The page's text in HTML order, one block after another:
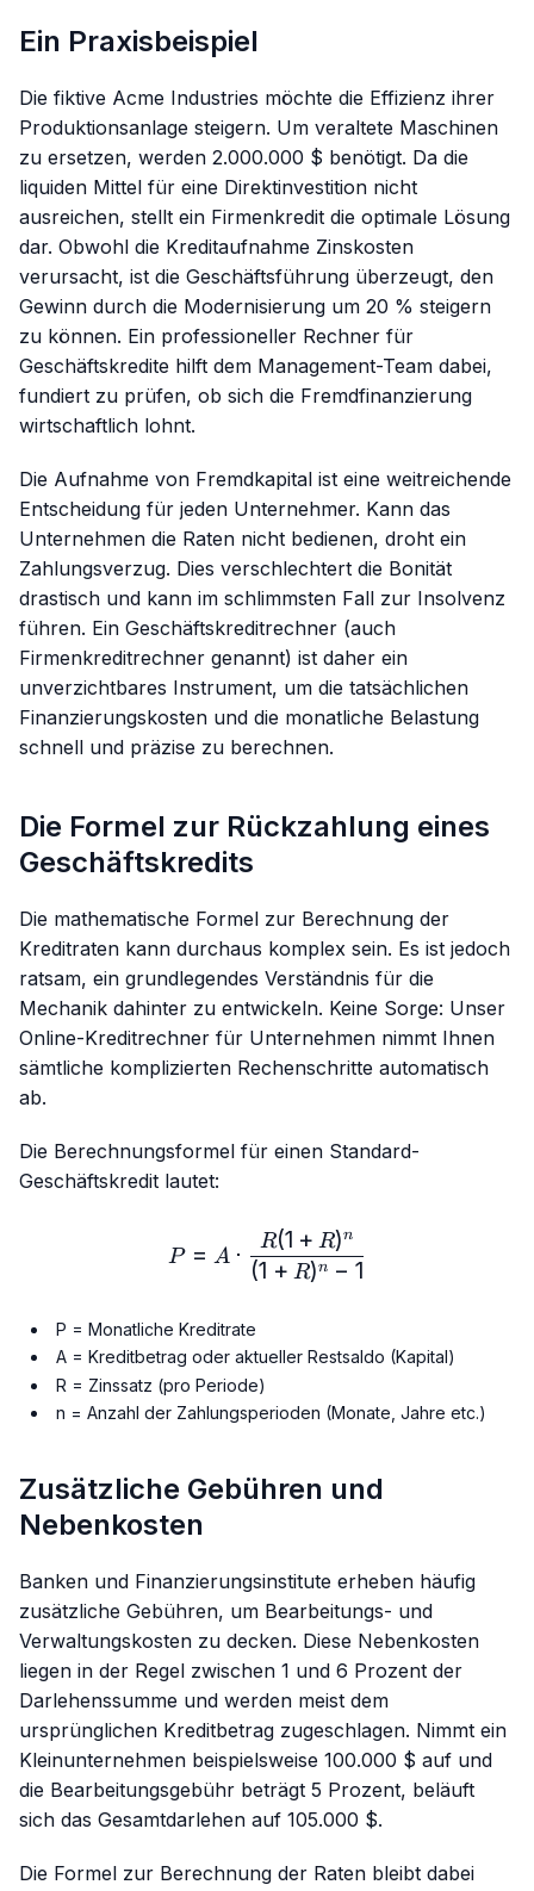
Ein Praxisbeispiel
Die fiktive Acme Industries möchte die Effizienz ihrer
Produktionsanlage steigern. Um veraltete Maschinen
zu ersetzen, werden 2.000.000 $ benötigt. Da die
liquiden Mittel für eine Direktinvestition nicht
ausreichen, stellt ein Firmenkredit die optimale Lösung
dar. Obwohl die Kreditaufnahme Zinskosten
verursacht, ist die Geschäftsführung überzeugt, den
Gewinn durch die Modernisierung um 20 % steigern
zu können. Ein professioneller Rechner für
Geschäftskredite hilft dem Management-Team dabei,
fundiert zu prüfen, ob sich die Fremdfinanzierung
wirtschaftlich lohnt.
Die Aufnahme von Fremdkapital ist eine weitreichende
Entscheidung für jeden Unternehmer. Kann das
Unternehmen die Raten nicht bedienen, droht ein
Zahlungsverzug. Dies verschlechtert die Bonität
drastisch und kann im schlimmsten Fall zur Insolvenz
führen. Ein Geschäftskreditrechner (auch
Firmenkreditrechner genannt) ist daher ein
unverzichtbares Instrument, um die tatsächlichen
Finanzierungskosten und die monatliche Belastung
schnell und präzise zu berechnen.
Die Formel zur Rückzahlung eines
Geschäftskredits
Die mathematische Formel zur Berechnung der
Kreditraten kann durchaus komplex sein. Es ist jedoch
ratsam, ein grundlegendes Verständnis für die
Mechanik dahinter zu entwickeln. Keine Sorge: Unser
Online-Kreditrechner für Unternehmen nimmt Ihnen
sämtliche komplizierten Rechenschritte automatisch
ab.
Die Berechnungsformel für einen Standard-
Geschäftskredit lautet:
P = A \cdot \frac{R(1 +
P = A ⋅
(1 + R)n − 1
R(1 + R)n
P = Monatliche Kreditrate
A = Kreditbetrag oder aktueller Restsaldo (Kapital)
R = Zinssatz (pro Periode)
n = Anzahl der Zahlungsperioden (Monate, Jahre etc.)
Zusätzliche Gebühren und
Nebenkosten
Banken und Finanzierungsinstitute erheben häufig
zusätzliche Gebühren, um Bearbeitungs- und
Verwaltungskosten zu decken. Diese Nebenkosten
liegen in der Regel zwischen 1 und 6 Prozent der
Darlehenssumme und werden meist dem
ursprünglichen Kreditbetrag zugeschlagen. Nimmt ein
Kleinunternehmen beispielsweise 100.000 $ auf und
die Bearbeitungsgebühr beträgt 5 Prozent, beläuft
sich das Gesamtdarlehen auf 105.000 $.
Die Formel zur Berechnung der Raten bleibt dabei